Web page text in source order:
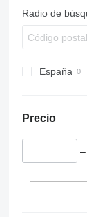
Radio de
España
Precio
–